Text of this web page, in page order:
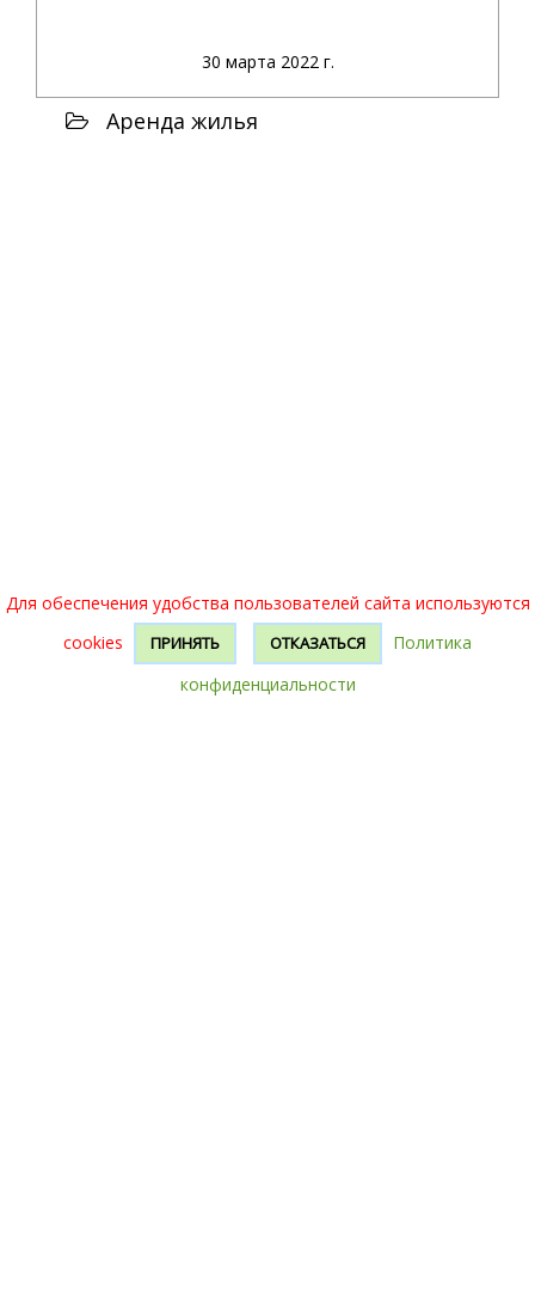
30 марта 2022 г.
Аренда жилья
Для обеспечения удобства пользователей сайта используются
cookies
ПРИНЯТЬ ОТКАЗАТЬСЯ
Политика
конфиденциальности